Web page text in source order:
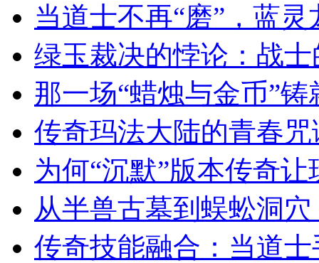
当道士不再“磨”，蓝
绿玉裁决的悖论：战
那一场“蜡烛与金币”
传奇玛法大陆的青春
为何“沉默”版本传奇
从半兽古墓到蜈蚣洞
传奇技能融合：当道